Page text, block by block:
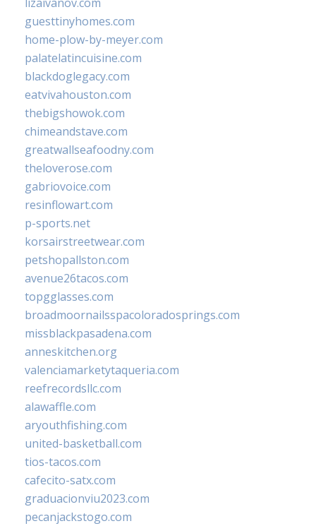
guesttinyhomes.com
home-plow-by-meyer.com
palatelatincuisine.com
blackdoglegacy.com
eatvivahouston.com
thebigshowok.com
chimeandstave.com
greatwallseafoodny.com
theloverose.com
gabriovoice.com
resinflowart.com
p-sports.net
korsairstreetwear.com
petshopallston.com
avenue26tacos.com
topgglasses.com
broadmoornailsspacoloradosprings.com
missblackpasadena.com
anneskitchen.org
valenciamarketytaqueria.com
reefrecordsllc.com
alawaffle.com
aryouthfishing.com
united-basketball.com
tios-tacos.com
cafecito-satx.com
graduacionviu2023.com
pecanjackstogo.com